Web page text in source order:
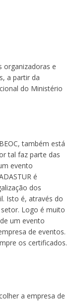
organizadoras e
a partir da
do Ministério
também está
tal faz parte das
evento
é
dos
Isto é, através do
Logo é muito
um evento
de eventos.
os certificados.
a empresa de